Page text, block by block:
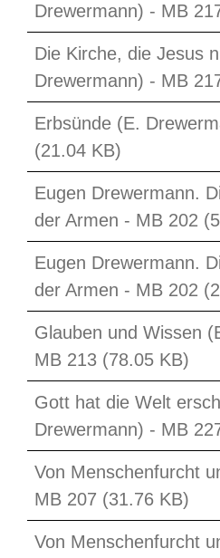
Drewermann) - MB
Die Kirche, die Jesus
Drewermann) - MB
Erbsünde (E.
(21.04 KB)
Eugen Drewermann.
der Armen - MB 202
Eugen Drewermann.
der Armen - MB 202
Glauben und Wissen
MB 213 (78.05 KB)
Gott hat die Welt
Drewermann) - MB
Von Menschenfurcht
MB 207 (31.76 KB)
Von Menschenfurcht